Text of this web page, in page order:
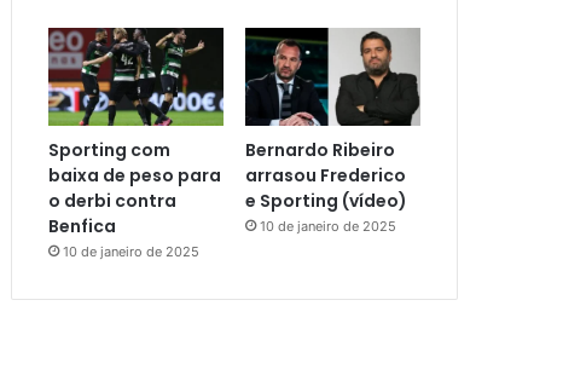
Sporting com
baixa de peso para
o derbi contra
Benfica
10 de janeiro de 2025
Bernardo Ribeiro
arrasou Frederico
e Sporting (vídeo)
10 de janeiro de 2025